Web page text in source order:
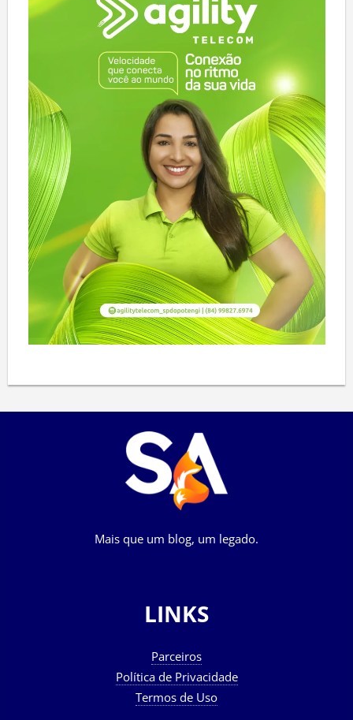
Mais que um blog, um legado.
LINKS
Parceiros
Política de Privacidade
Termos de Uso